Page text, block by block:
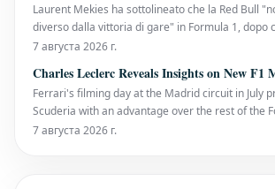
Laurent Mekies ha sottolineato che la Red Bull
diverso dalla vittoria di gare" in Formula 1, dopo
Milton Keynes ha affrontato una prima metà di
arriva alla pausa estiva senza
7 августа 2026 г.
Charles Leclerc Reveals Insights on New F1
Ferrari's filming day at the Madrid circuit in July
Scuderia with an advantage over the rest of the
paddock. Charles Leclerc, a nine-time Grand Prix
7 августа 2026 г.